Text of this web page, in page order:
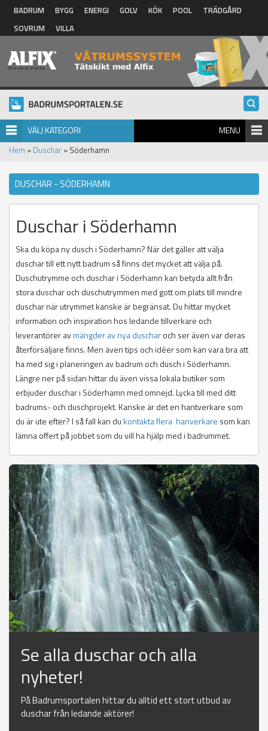
Hoppa till huvudinnehåll
BADRUM BYGG ENERGI GOLV KÖK POOL
TRÄDGÅRD
SOVRUM
VILLA
VÄLJ KATEGORI MENU
Hem » Duschar » Söderhamn
DUSCHAR - SÖDERHAMN
Duschar i Söderhamn
Ska du köpa ny dusch i Söderhamn? När det gäller att välja
duschar till ett nytt badrum så finns det mycket att välja på.
Duschutrymme och duschar i Söderhamn kan betyda allt från
stora duschar och duschutrymmen med gott om plats till mindre
duschar när utrymmet kanske är begränsat. Du hittar mycket
information och inspiration hos ledande tillverkare och
leverantörer avmängder av nya duscharoch ser även var deras
återförsäljare finns. Men även tips och idéer som kan vara bra att
ha med sig i planeringen av badrum och dusch i Söderhamn.
Längre ner på sidan hittar du även vissa lokala butiker som
erbjuder duschar i Söderhamn med omnejd. Lycka till med ditt
badrums- och duschprojekt. Kanske är det en hantverkare som
du är ute efter? I så fall kan dukontakta flera hanverkare som kan
lämna offert på jobbet som du vill ha hjälp med i badrummet.
Se alla duschar och alla
nyheter!
På Badrumsportalen hittar du alltid ett stort utbud av
duschar från ledande aktörer!